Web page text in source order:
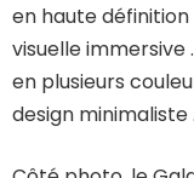
en haute
visuelle immersive
en plusieurs
design minimaliste .